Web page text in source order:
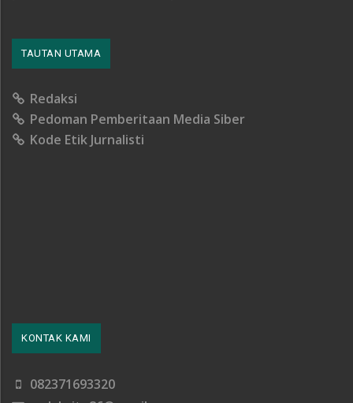
TAUTAN UTAMA
Redaksi
Pedoman Pemberitaan Media Siber
Kode Etik Jurnalisti
KONTAK KAMI
082371693320